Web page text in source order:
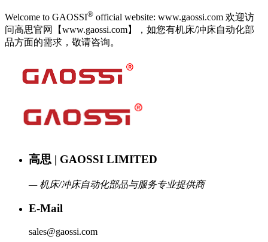
Welcome to GAOSSI® official website: www.gaossi.com 欢迎访
问高思官网【www.gaossi.com】，如您有机床/冲床自动化部
品方面的需求，敬请咨询。
高思 | GAOSSI LIMITED
— 机床/冲床自动化部品与服务专业提供商
E-Mail
sales@gaossi.com